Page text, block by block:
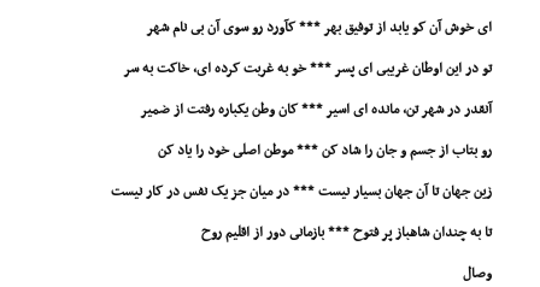
اى خوش آن کو یابد از توفیق بهر *** کآورد رو سوى آن بى نام شهر
تو در این اوطان غریبى اى پسر *** خو به غربت کرده اى، خاکت به سر
آنقدر در شهر تن، مانده اى اسیر *** کان وطن یکباره رفتت از ضمیر
رو بتاب از جسم و جان را شاد کن *** موطن اصلى خود را یاد کن
زین جهان تا آن جهان بسیار نیست *** در میان جز یک نفس در کار نیست
تا به چندان شاهباز پر فتوح *** بازمانى دور از اقلیم روح
وصال